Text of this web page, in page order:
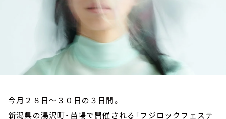
今月２８日～３０日の３日間。
新潟県の湯沢町・苗場で開催される「フジロックフェステ